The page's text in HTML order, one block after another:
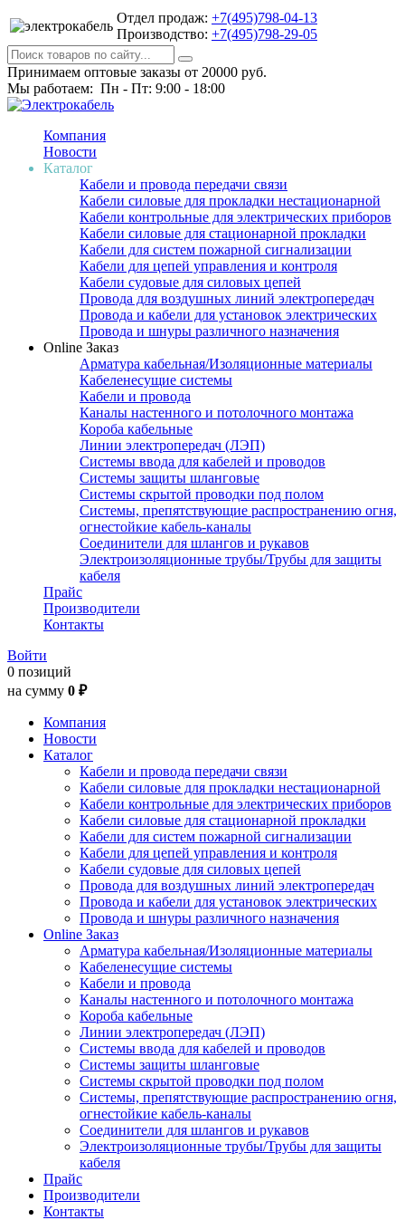
Отдел продаж: +7(495)798-04-13
Производство: +7(495)798-29-05
Принимаем оптовые заказы от 20000 руб.
Мы работаем: Пн - Пт: 9:00 - 18:00
Компания
Новости
Каталог
Кабели и провода передачи связи
Кабели силовые для прокладки нестационарной
Кабели контрольные для электрических приборов
Кабели силовые для стационарной прокладки
Кабели для систем пожарной сигнализации
Кабели для цепей управления и контроля
Кабели судовые для силовых цепей
Провода для воздушных линий электропередач
Провода и кабели для установок электрических
Провода и шнуры различного назначения
Online Заказ
Арматура кабельная/Изоляционные материалы
Кабеленесущие системы
Кабели и провода
Каналы настенного и потолочного монтажа
Короба кабельные
Линии электропередач (ЛЭП)
Системы ввода для кабелей и проводов
Системы защиты шланговые
Системы скрытой проводки под полом
Системы, препятствующие распространению огня,
огнестойкие кабель-каналы
Соединители для шлангов и рукавов
Электроизоляционные трубы/Трубы для защиты
кабеля
Прайс
Производители
Контакты
Войти
0 позиций
на сумму 0 ₽
Компания
Новости
Каталог
Кабели и провода передачи связи
Кабели силовые для прокладки нестационарной
Кабели контрольные для электрических приборов
Кабели силовые для стационарной прокладки
Кабели для систем пожарной сигнализации
Кабели для цепей управления и контроля
Кабели судовые для силовых цепей
Провода для воздушных линий электропередач
Провода и кабели для установок электрических
Провода и шнуры различного назначения
Online Заказ
Арматура кабельная/Изоляционные материалы
Кабеленесущие системы
Кабели и провода
Каналы настенного и потолочного монтажа
Короба кабельные
Линии электропередач (ЛЭП)
Системы ввода для кабелей и проводов
Системы защиты шланговые
Системы скрытой проводки под полом
Системы, препятствующие распространению огня,
огнестойкие кабель-каналы
Соединители для шлангов и рукавов
Электроизоляционные трубы/Трубы для защиты
кабеля
Прайс
Производители
Контакты